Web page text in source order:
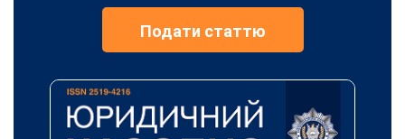
Подати статтю